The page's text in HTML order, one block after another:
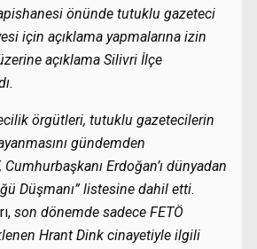
önünde tutuklu gazeteci
için açıklama yapmalarına izin
açıklama Silivri İlçe
örgütleri, tutuklu gazetecilerin
gündemden
Erdoğan’ı dünyadan
Düşmanı” listesine dahil etti.
son dönemde sadece FETÖ
Hrant Dink cinayetiyle ilgili